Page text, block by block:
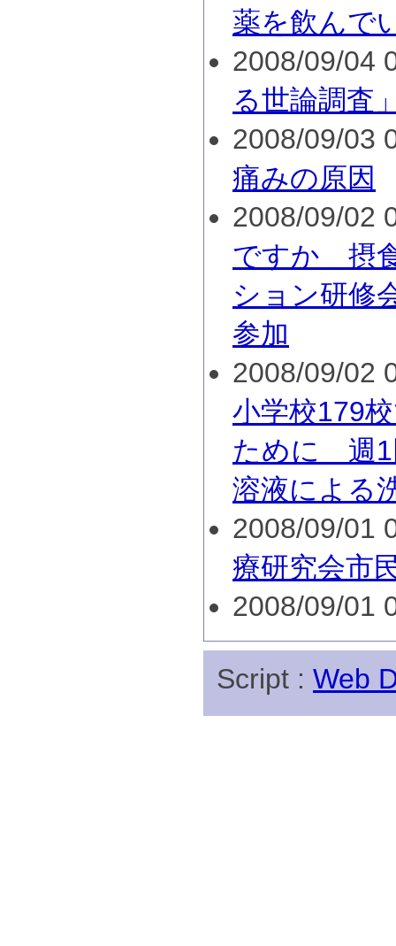
薬を飲んで
2008/09/04
る世論調査
2008/09/03
痛みの原因
2008/09/02
ですか 摂
ション研修
参加
2008/09/02
小学校179
ために 週1
溶液による
2008/09/01
療研究会市
2008/09/01
Script : Web